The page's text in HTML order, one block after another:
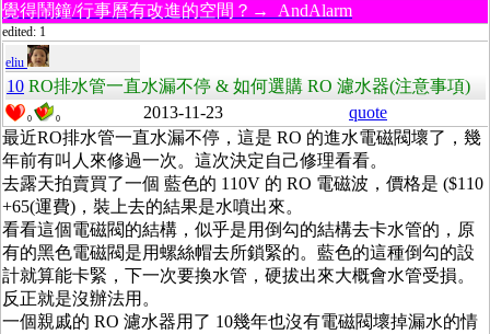
覺得鬧鐘/行事曆有改進的空間？→ AndAlarm
edited: 1
eliu
10 RO排水管一直水漏不停 & 如何選購 RO 濾水器(注意事項)
0 0 2013-11-23
quote
最近RO排水管一直水漏不停，這是 RO 的進水電磁閥壞了，幾
年前有叫人來修過一次。這次決定自己修理看看。
去露天拍賣買了一個 藍色的 110V 的 RO 電磁波，價格是 ($110
+65(運費)，裝上去的結果是水噴出來。
看看這個電磁閥的結構，似乎是用倒勾的結構去卡水管的，原
有的黑色電磁閥是用螺絲帽去所鎖緊的。藍色的這種倒勾的設
計就算能卡緊，下一次要換水管，硬拔出來大概會水管受損。
反正就是沒辦法用。
一個親戚的 RO 濾水器用了 10幾年也沒有電磁閥壞掉漏水的情